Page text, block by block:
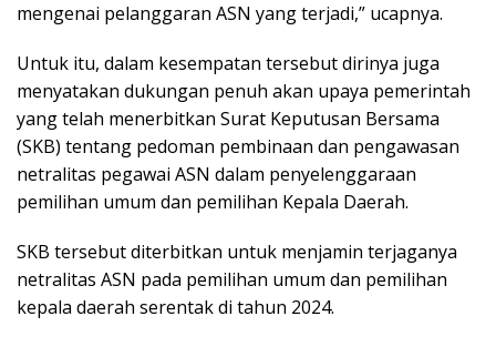
mengenai pelanggaran ASN yang terjadi,” ucapnya.
Untuk itu, dalam kesempatan tersebut dirinya juga
menyatakan dukungan penuh akan upaya pemerintah
yang telah menerbitkan Surat Keputusan Bersama
(SKB) tentang pedoman pembinaan dan pengawasan
netralitas pegawai ASN dalam penyelenggaraan
pemilihan umum dan pemilihan Kepala Daerah.
SKB tersebut diterbitkan untuk menjamin terjaganya
netralitas ASN pada pemilihan umum dan pemilihan
kepala daerah serentak di tahun 2024.